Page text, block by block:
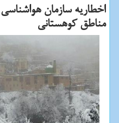
اخطاریه سازمان
مناطق كوهستانی